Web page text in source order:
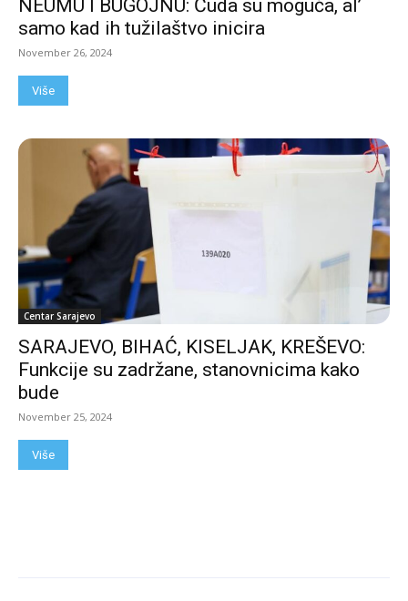
NEUMU I BUGOJNU: Čuda su moguća, al’
samo kad ih tužilaštvo inicira
November 26, 2024
Više
Centar Sarajevo
SARAJEVO, BIHAĆ, KISELJAK, KREŠEVO:
Funkcije su zadržane, stanovnicima kako
bude
November 25, 2024
Više